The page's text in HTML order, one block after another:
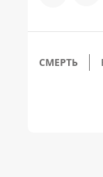
СМЕРТЬ